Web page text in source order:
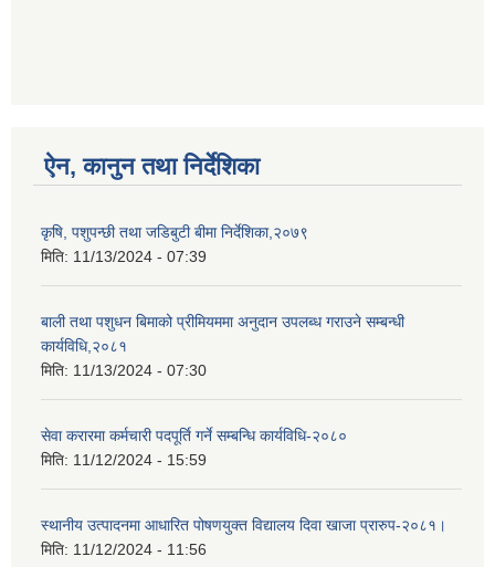
ऐन, कानुन तथा निर्देशिका
कृषि, पशुपन्छी तथा जडिबुटी बीमा निर्देशिका,२०७९
मिति: 11/13/2024 - 07:39
बाली तथा पशुधन बिमाको प्रीमियममा अनुदान उपलब्ध गराउने सम्बन्धी
कार्यविधि,२०८१
मिति: 11/13/2024 - 07:30
सेवा करारमा कर्मचारी पदपूर्ति गर्ने सम्बन्धि कार्यविधि-२०८०
मिति: 11/12/2024 - 15:59
स्थानीय उत्पादनमा आधारित पोषणयुक्त विद्यालय दिवा खाजा प्रारुप-२०८१।
मिति: 11/12/2024 - 11:56